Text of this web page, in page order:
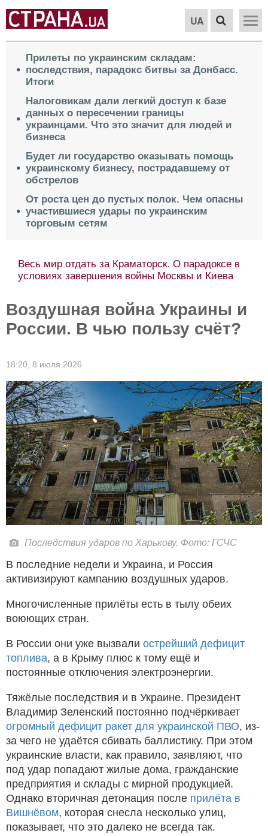
UA
Прилеты по украинским складам:
последствия, парадокс битвы за Донбасс.
Итоги
Налоговикам дали легкий доступ к базе
данных о пересечении границы
украинцами. Что это значит для людей и
бизнеса
Будет ли государство оказывать помощь
украинскому бизнесу, пострадавшему от
обстрелов
От роста цен до пустых полок. Чем опасны
участившиеся удары по украинским
торговым сетям
Весь мир отдать за Краматорск. О парадоксе в
условиях завершения войны Москвы и Киева
Воздушная война Украины и
России. В чью пользу счёт?
18:20, 8 июля 2026
Последствия ударов по Харькову. Фото: ГСЧС
В последние недели и Украина, и Россия
активизируют кампанию воздушных ударов.
Многочисленные прилёты есть в тылу обеих
воюющих стран.
В России они уже вызвали острейший дефицит
топлива, а в Крыму плюс к тому ещё и
постоянные отключения электроэнергии.
Тяжёлые последствия и в Украине. Президент
Владимир Зеленский постоянно подчёркивает
огромный дефицит ракет для украинской ПВО, из-
за чего не удаётся сбивать баллистику. При этом
украинские власти, как правило, заявляют, что
под удар попадают жилые дома, гражданские
предприятия и склады с мирной продукцией.
Однако вторичная детонация после прилёта в
Вишнёвом, которая снесла несколько улиц,
показывает, что это далеко не всегда так.